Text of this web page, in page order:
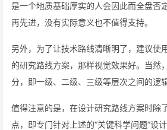
是一个地质基础厚实的人会因此而全盘否
再先进，没有实际意义也不值得支持。
另外，为了让技术路线清晰明了，建议使
的研究路线方案，那样视觉效果好。当然
分，即一级、二级、三级等层次之间的逻
值得注意的是，在设计研究路线方案时除
点，即专门针对上述的“关键科学问题”设